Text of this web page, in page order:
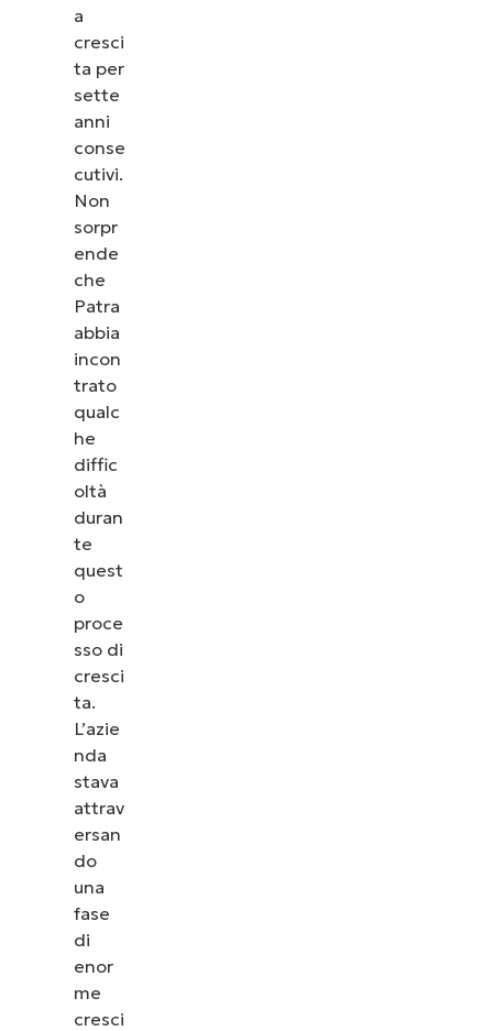
a
cresci
ta per
sette
anni
conse
cutivi.
Non
sorpr
ende
che
Patra
abbia
incon
trato
qualc
he
diffic
oltà
duran
te
quest
o
proce
sso di
cresci
ta.
L’azie
nda
stava
attrav
ersan
do
una
fase
di
enor
me
cresci